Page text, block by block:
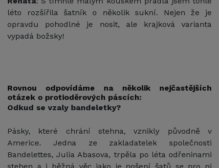
léto rozšířila šatník o několik sukní. Nejen že je
opravdu pohodlné je nosit, ale krajková varianta
vypadá božsky!
Rovnou odpovídáme na několik nejčastějších
otázek o protioděrových páscích:
Odkud se vzaly bandeletky?
Pásky, které chrání stehna, vznikly původně v
Americe. Jedna ze zakladatelek společnosti
Bandelettes, Julia Abasova, trpěla po léta odřeninami